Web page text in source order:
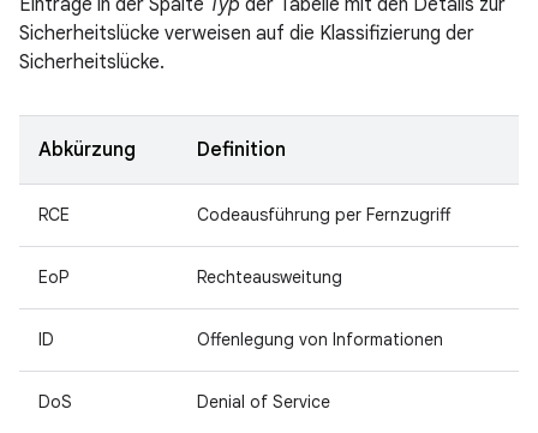
Einträge in der Spalte Typ der Tabelle mit den Details zur
Sicherheitslücke verweisen auf die Klassifizierung der
Sicherheitslücke.
Abkürzung Definition
RCE Codeausführung per Fernzugriff
EoP Rechteausweitung
ID Offenlegung von Informationen
DoS Denial of Service